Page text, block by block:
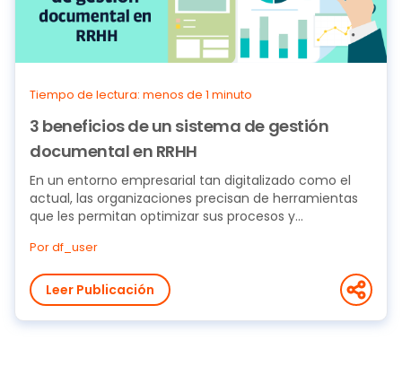
Tiempo de lectura: menos de 1 minuto
3 beneficios de un sistema de gestión
documental en RRHH
En un entorno empresarial tan digitalizado como el
actual, las organizaciones precisan de herramientas
que les permitan optimizar sus procesos y...
Por df_user
Leer Publicación